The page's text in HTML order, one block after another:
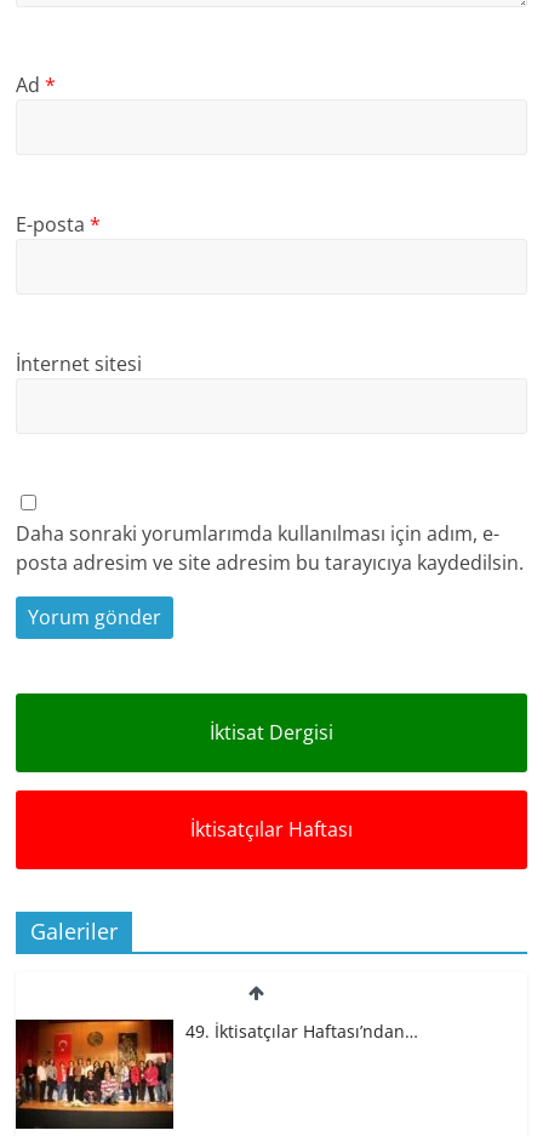
Ad*
E-posta*
İnternet sitesi
Daha sonraki yorumlarımda kullanılması için adım, e-
posta adresim ve site adresim bu tarayıcıya kaydedilsin.
İktisat Dergisi
İktisatçılar Haftası
Galeriler
49. İktisatçılar Haftası’ndan…